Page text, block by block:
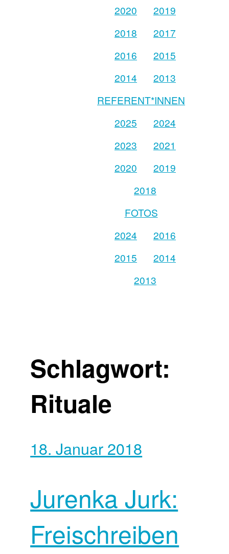
2020
2019
2018
2017
2016
2015
2014
2013
REFERENT*INNEN
2025
2024
2023
2021
2020
2019
2018
FOTOS
2024
2016
2015
2014
2013
Schlagwort:
Rituale
18. Januar 2018
Jurenka Jurk:
Freischreiben